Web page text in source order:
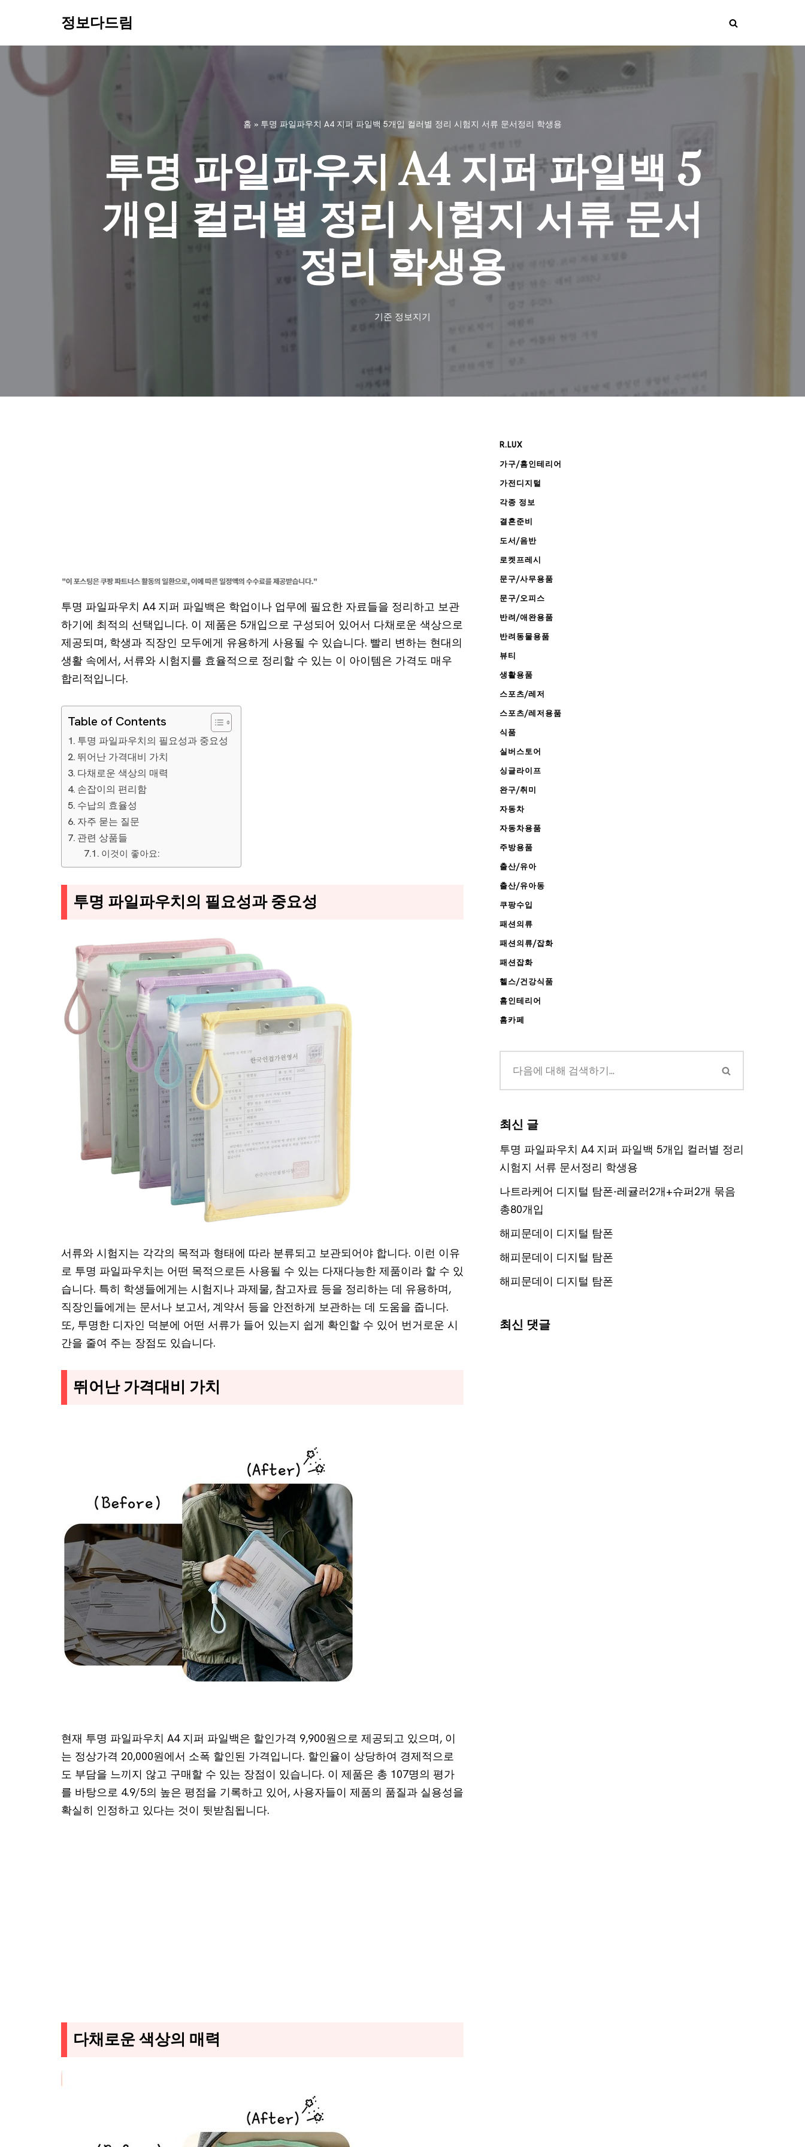
츠
로
정보다드림
홈 » 투명 파일파우치 A4 지퍼 파일백 5개입 컬러별 정리 시험지 서류 문서정리 학생용
투명 파일파우치 A4 지퍼 파일백 5
개입 컬러별 정리 시험지 서류 문서
정리 학생용
기준 정보지기
투명 파일파우치 A4 지퍼 파일백은 학업이나 업무에 필요한 자료들을 정리하고 보관
하기에 최적의 선택입니다. 이 제품은 5개입으로 구성되어 있어서 다채로운 색상으로
제공되며, 학생과 직장인 모두에게 유용하게 사용될 수 있습니다. 빨리 변하는 현대의
생활 속에서, 서류와 시험지를 효율적으로 정리할 수 있는 이 아이템은 가격도 매우
합리적입니다.
Table of Contents
투명 파일파우치의 필요성과 중요성
뛰어난 가격대비 가치
다채로운 색상의 매력
손잡이의 편리함
수납의 효율성
자주 묻는 질문
관련 상품들
이것이 좋아요:
투명 파일파우치의 필요성과 중요성
서류와 시험지는 각각의 목적과 형태에 따라 분류되고 보관되어야 합니다. 이런 이유
로 투명 파일파우치는 어떤 목적으로든 사용될 수 있는 다재다능한 제품이라 할 수 있
습니다. 특히 학생들에게는 시험지나 과제물, 참고자료 등을 정리하는 데 유용하며,
직장인들에게는 문서나 보고서, 계약서 등을 안전하게 보관하는 데 도움을 줍니다.
또, 투명한 디자인 덕분에 어떤 서류가 들어 있는지 쉽게 확인할 수 있어 번거로운 시
간을 줄여 주는 장점도 있습니다.
뛰어난 가격대비 가치
현재 투명 파일파우치 A4 지퍼 파일백은 할인가격 9,900원으로 제공되고 있으며, 이
는 정상가격 20,000원에서 소폭 할인된 가격입니다. 할인율이 상당하여 경제적으로
도 부담을 느끼지 않고 구매할 수 있는 장점이 있습니다. 이 제품은 총 107명의 평가
를 바탕으로 4.9/5의 높은 평점을 기록하고 있어, 사용자들이 제품의 품질과 실용성을
확실히 인정하고 있다는 것이 뒷받침됩니다.
다채로운 색상의 매력
R.LUX
가구/홈인테리어
가전디지털
각종 정보
결혼준비
도서/음반
로켓프레시
문구/사무용품
문구/오피스
반려/애완용품
반려동물용품
뷰티
생활용품
스포츠/레저
스포츠/레저용품
식품
실버스토어
싱글라이프
완구/취미
자동차
자동차용품
주방용품
출산/유아
출산/유아동
쿠팡수입
패션의류
패션의류/잡화
패션잡화
헬스/건강식품
홈인테리어
홈카페
최신 글
투명 파일파우치 A4 지퍼 파일백 5개입 컬러별 정리
시험지 서류 문서정리 학생용
나트라케어 디지털 탐폰-레귤러2개+슈퍼2개 묶음
총80개입
해피문데이 디지털 탐폰
해피문데이 디지털 탐폰
해피문데이 디지털 탐폰
최신 댓글